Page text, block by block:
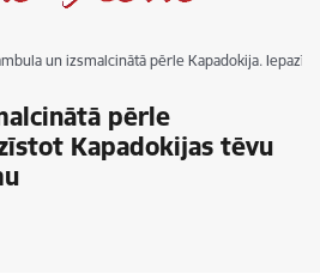
un izsmalcinātā pērle Kapadokija.
pērle
Kapadokijas tēvu